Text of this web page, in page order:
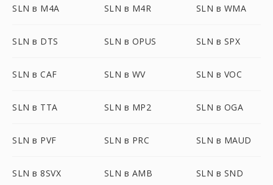
SLN в M4A SLN в M4R SLN в WMA
SLN в DTS SLN в OPUS SLN в SPX
SLN в CAF SLN в WV SLN в VOC
SLN в TTA SLN в MP2 SLN в OGA
SLN в PVF SLN в PRC SLN в MAUD
SLN в 8SVX SLN в AMB SLN в SND